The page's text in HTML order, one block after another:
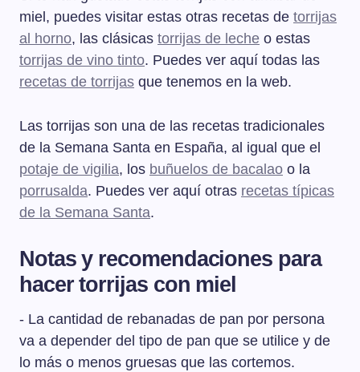
miel, puedes visitar estas otras recetas de torrijas
al horno, las clásicas torrijas de leche o estas
torrijas de vino tinto. Puedes ver aquí todas las
recetas de torrijas que tenemos en la web.
Las torrijas son una de las recetas tradicionales
de la Semana Santa en España, al igual que el
potaje de vigilia, los buñuelos de bacalao o la
porrusalda. Puedes ver aquí otras recetas típicas
de la Semana Santa.
Notas y recomendaciones para
hacer torrijas con miel
- La cantidad de rebanadas de pan por persona
va a depender del tipo de pan que se utilice y de
lo más o menos gruesas que las cortemos.